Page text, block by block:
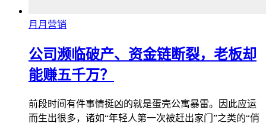
月月营销
公司濒临破产、资金链断裂，老板却
能赚五千万？
前段时间有件事情挺凶的就是蛋壳公寓暴雷。因此应运
而生出很多，诸如“年轻人第一次被赶出家门”之类的“俏